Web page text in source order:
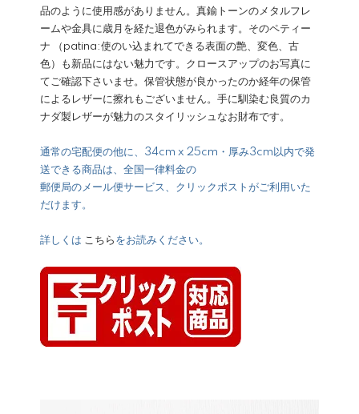
品のように使用感がありません。真鍮トーンのメタルフレ
ームや金具に歳月を経た退色がみられます。そのペティー
ナ （patina:使のい込まれてできる表面の艶、変色、古
色）も新品にはない魅力です。クロースアップのお写真に
てご確認下さいませ。保管状態が良かったのか経年の保管
によるレザーに擦れもございません。手に馴染む良質のカ
ナダ製レザーが魅力のスタイリッシュなお財布です。
通常の宅配便の他に、34cm x 25cm・厚み3cm以内で発
送できる商品は、全国一律料金の
郵便局のメール便サービス、クリックポストがご利用いた
だけます。
詳しくは こちら をお読みください。